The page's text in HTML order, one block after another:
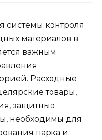
системы контроля
материалов в
важным
Расходные
товары,
защитные
необходимы для
парка и